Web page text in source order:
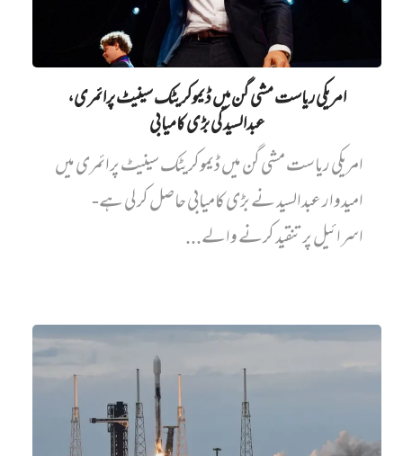
امریکی ریاست مشی گن میں ڈیموکریٹک سینیٹ پرائمری،
عبدالسید کی بڑی کامیابی
امریکی ریاست مشی گن میں ڈیموکریٹک سینیٹ پرائمری میں‌
امیدوار عبدالسید نے بڑی کامیابی حاصل کر لی ہے-
اسرائیل پر تنقید کرنے والے...